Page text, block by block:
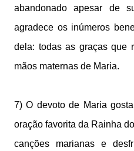
abandonado apesar de
agradece os inúmeros
dela: todas as graças que
mãos maternas de Maria.
7) O devoto de Maria
oração favorita da Rainha
canções marianas e